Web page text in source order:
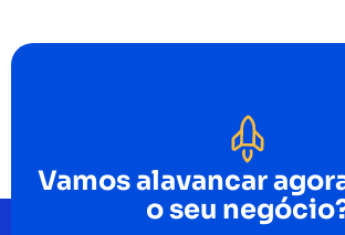
Vamos alavancar
o seu